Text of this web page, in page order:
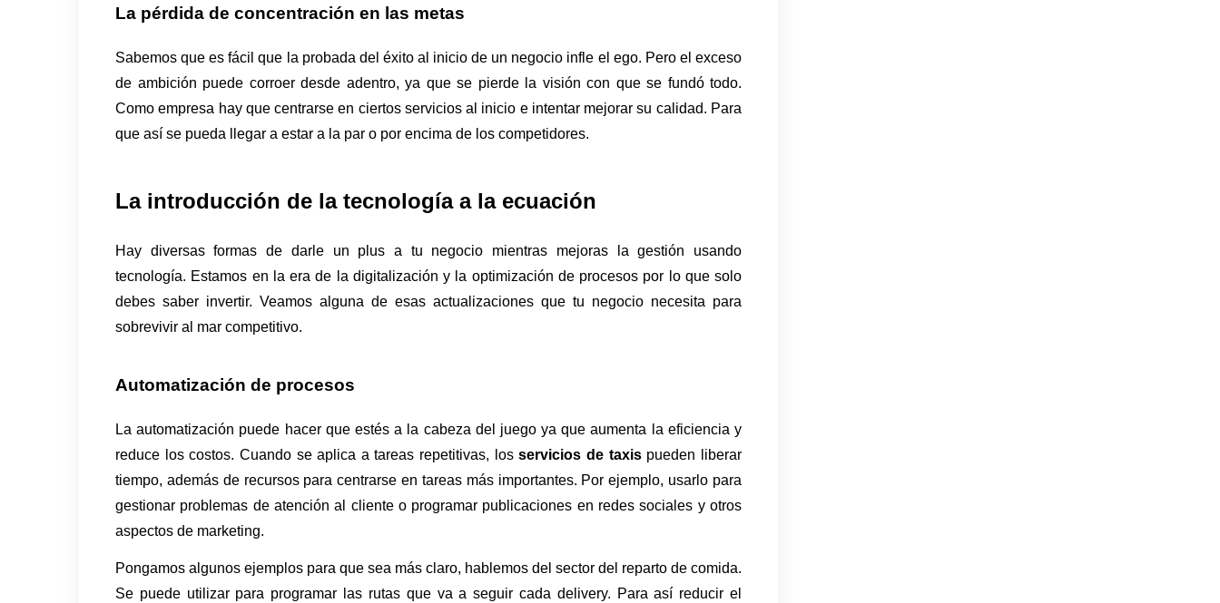
La pérdida de concentración en las metas
Sabemos que es fácil que la probada del éxito al inicio de un negocio infle el ego. Pero el exceso
de ambición puede corroer desde adentro, ya que se pierde la visión con que se fundó todo.
Como empresa hay que centrarse en ciertos servicios al inicio e intentar mejorar su calidad. Para
que así se pueda llegar a estar a la par o por encima de los competidores.
La introducción de la tecnología a la ecuación
Hay diversas formas de darle un plus a tu negocio mientras mejoras la gestión usando
tecnología. Estamos en la era de la digitalización y la optimización de procesos por lo que solo
debes saber invertir. Veamos alguna de esas actualizaciones que tu negocio necesita para
sobrevivir al mar competitivo.
Automatización de procesos
La automatización puede hacer que estés a la cabeza del juego ya que aumenta la eficiencia y
reduce los costos. Cuando se aplica a tareas repetitivas, los servicios de taxis pueden liberar
tiempo, además de recursos para centrarse en tareas más importantes. Por ejemplo, usarlo para
gestionar problemas de atención al cliente o programar publicaciones en redes sociales y otros
aspectos de marketing.
Pongamos algunos ejemplos para que sea más claro, hablemos del sector del reparto de comida.
Se puede utilizar para programar las rutas que va a seguir cada delivery. Para así reducir el